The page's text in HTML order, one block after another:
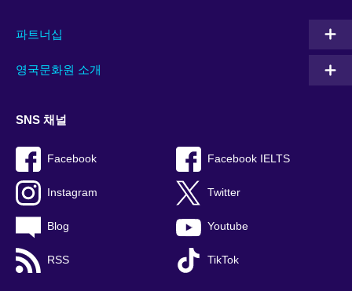
파트너십
영국문화원 소개
SNS 채널
Facebook Facebook IELTS
Instagram Twitter
Blog Youtube
RSS TikTok